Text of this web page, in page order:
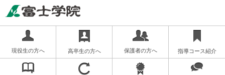
現役生の方へ 高卒生の方へ 保護者の方へ 指導コース紹介